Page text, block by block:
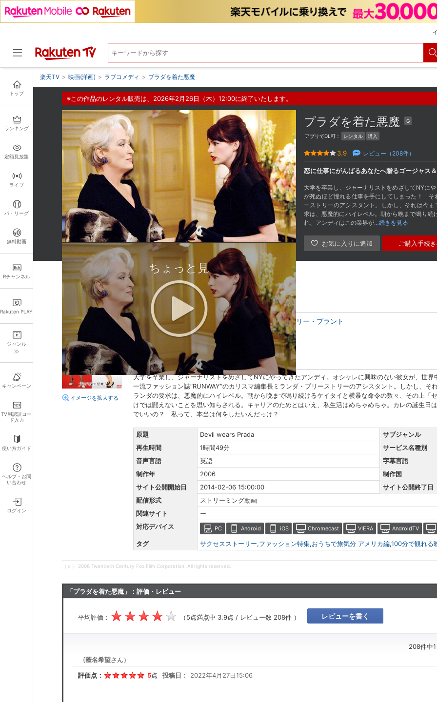
トップ
ランキング
定額見放題
ライブ
パ・リーグ
無料動画
Rチャンネル
Rakuten PLAY
ジャンル
キャンペーン
TV用認証コー
ド入力
使い方ガイド
ヘルプ・お問
い合わせ
ログイン
楽天TV > 映画(洋画) > ラブコメディ > プラダを着た悪魔
※この作品のレンタル販売は、2026年2月26日（木）12:00に終了いたします。
ちょっと見
プラダを着た悪魔 G
アプリでDL可： レンタル 購入
3.9 レビュー（ 208件）
恋に仕事にがんばるあなたへ贈るゴージャス
大学を卒業し、ジャーナリストをめざしてNYに
が死ぬほど憧れる仕事を手にしてしまった！ そ
ーストリーのアシスタント。しかし、それは今
求は、悪魔的にハイレベル。朝から晩まで鳴り
れ、アンディはこの業界が…続きを見る
ご購入手続
詳細情報
イメージを拡大する
キャスト・スタッフ
出演：メリル・ストリープ アン・ハサウェイ
エミリー・ブラント
監督：
デビッド・フランケル
脚本： アライン・ブロッシュ・マッケンナ
あらすじ
大学を卒業し、ジャーナリストをめざしてNYにやってきたアンディ。オシャレに興味のない彼女が、世
一流ファッション誌“RUNWAY”のカリスマ編集長ミランダ・プリーストリーのアシスタント。しかし、
ランダの要求は、悪魔的にハイレベル。朝から晩まで鳴り続けるケイタイと横暴な命令の数々、その上
けでは闘えないことを思い知らされる。キャリアのためとはいえ、私生活はめちゃめちゃ。カレの誕生日
でいいの？ 私って、本当は何をしたいんだっけ？
原題 Devil wears Prada サブジャンル
再生時間
1時間49分 サービス名種別
音声言語
英語 字幕言語
制作年
2006 制作国
サイト公開開始日
2014-02-06 15:00:00 サイト公開終了日
配信形式
ストリーミング動画
関連サイト
ー
対応デバイス
PC Android iOS Chromecast VIERA AndroidTV
タグ サクセスストーリー,ファッション特集,おうちで旅気分 アメリカ編,100分で観れる
（ｃ） 2006 Twentieth Century Fox Film Corporation. All rights reserved.
「プラダを着た悪魔」：評価・レビュー
平均評価： （5点満点中 3.9点 / レビュー数 208件 ） レビューを書く
208件中
(匿名希望さん）
評価点：
5点 投稿日： 2022年4月27日15:06